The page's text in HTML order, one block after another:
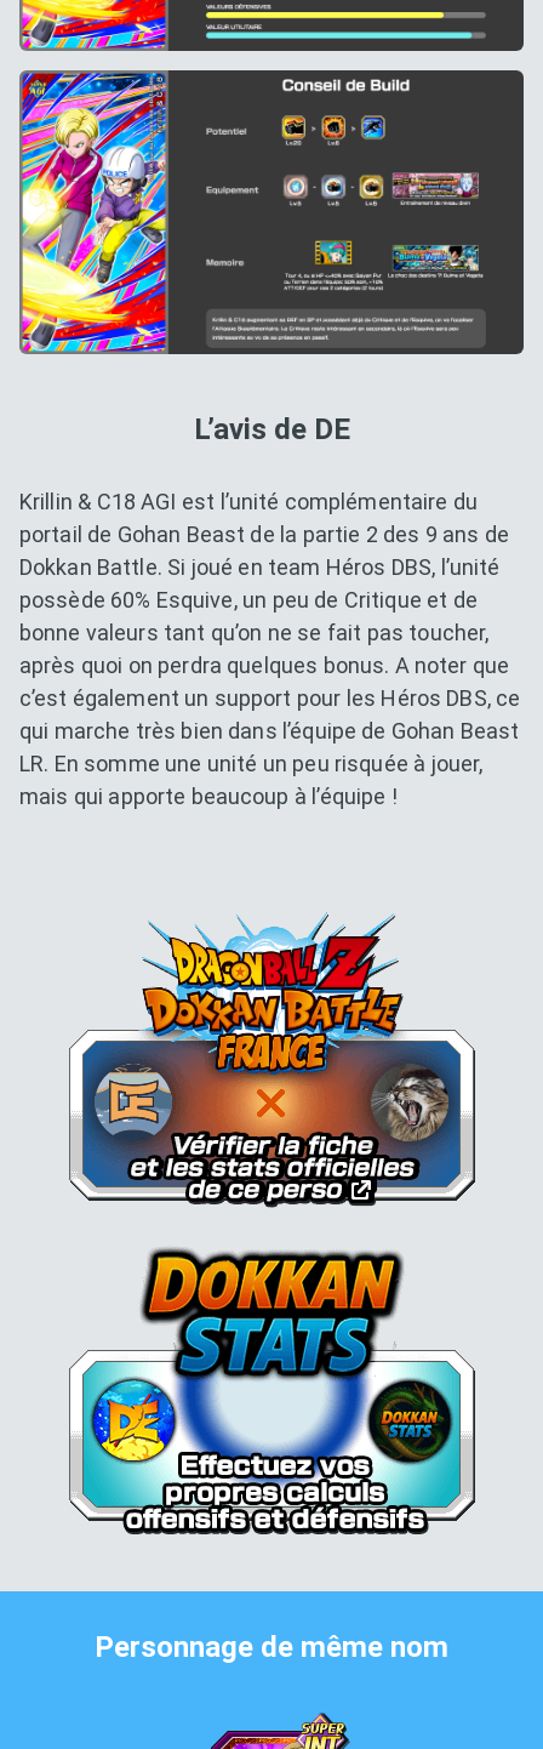
L’avis de DE
Krillin & C18 AGI est l’unité complémentaire du
portail de Gohan Beast de la partie 2 des 9 ans de
Dokkan Battle. Si joué en team Héros DBS, l’unité
possède 60% Esquive, un peu de Critique et de
bonne valeurs tant qu’on ne se fait pas toucher,
après quoi on perdra quelques bonus. A noter que
c’est également un support pour les Héros DBS, ce
qui marche très bien dans l’équipe de Gohan Beast
LR. En somme une unité un peu risquée à jouer,
mais qui apporte beaucoup à l’équipe !
Dokkan Essentials x Dragon
Personnage de même nom